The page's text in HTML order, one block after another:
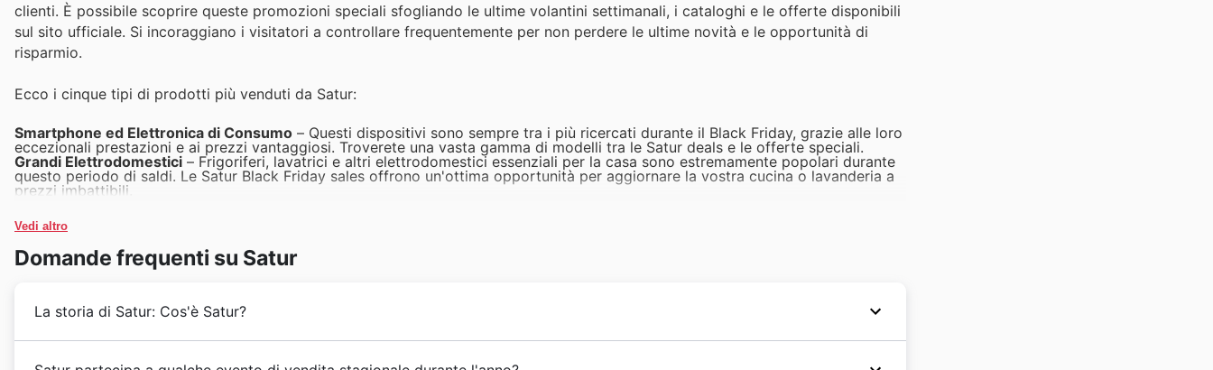
clienti. È possibile scoprire queste promozioni speciali sfogliando le ultime volantini settimanali, i cataloghi e le offerte disponibili
sul sito ufficiale. Si incoraggiano i visitatori a controllare frequentemente per non perdere le ultime novità e le opportunità di
risparmio.
Ecco i cinque tipi di prodotti più venduti da Satur:
Smartphone ed Elettronica di Consumo – Questi dispositivi sono sempre tra i più ricercati durante il Black Friday, grazie alle loro
eccezionali prestazioni e ai prezzi vantaggiosi. Troverete una vasta gamma di modelli tra le Satur deals e le offerte speciali.
Grandi Elettrodomestici – Frigoriferi, lavatrici e altri elettrodomestici essenziali per la casa sono estremamente popolari durante
questo periodo di saldi. Le Satur Black Friday sales offrono un'ottima opportunità per aggiornare la vostra cucina o lavanderia a
prezzi imbattibili.
l'home entertainment, disponibili tra le satur offers. Questi articoli godono di forte domanda, specialmente durante le grandi
svendite.
Piccoli Elettrodomestici per la Cucina
la vita quotidiana in cucina e sono protagonisti delle Satur weekly ads. Non perdete l'occasione di approfittare degli sconti.
Vedi altro
Domande frequenti su Satur
La storia di Satur: Cos'è Satur?